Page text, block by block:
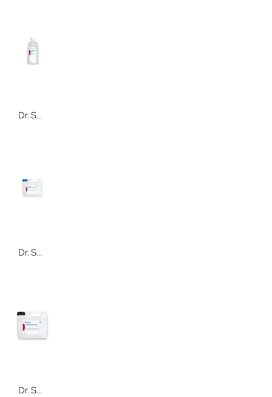
Dr. Schumacher THERMOSHIELD® SHINE 1 Liter Klarspüler
Dr. Schumacher THERMOSHIELD® XTREME 5 l Flachkanister Instrumentenreiniger
Dr. Schumacher THERMOSHIELD® NR 5 Liter Endoskopreiniger